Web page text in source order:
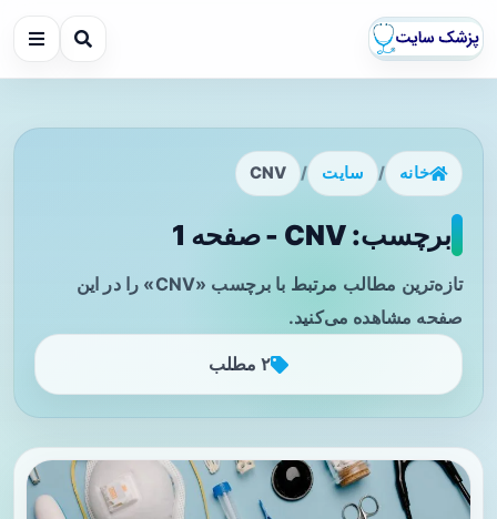
خانه / سایت /
CNV
برچسب: CNV - صفحه 1
تازه‌ترین مطالب مرتبط با برچسب «CNV» را در این
صفحه مشاهده می‌کنید.
۲ مطلب